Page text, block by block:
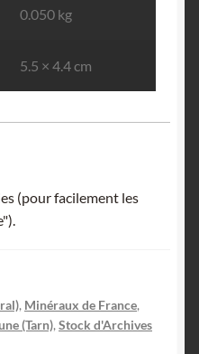
0.050 kg
5.5 × 4.4 cm
(pour facilement les
, Minéraux de France,
(Tarn), Stock d'Archives